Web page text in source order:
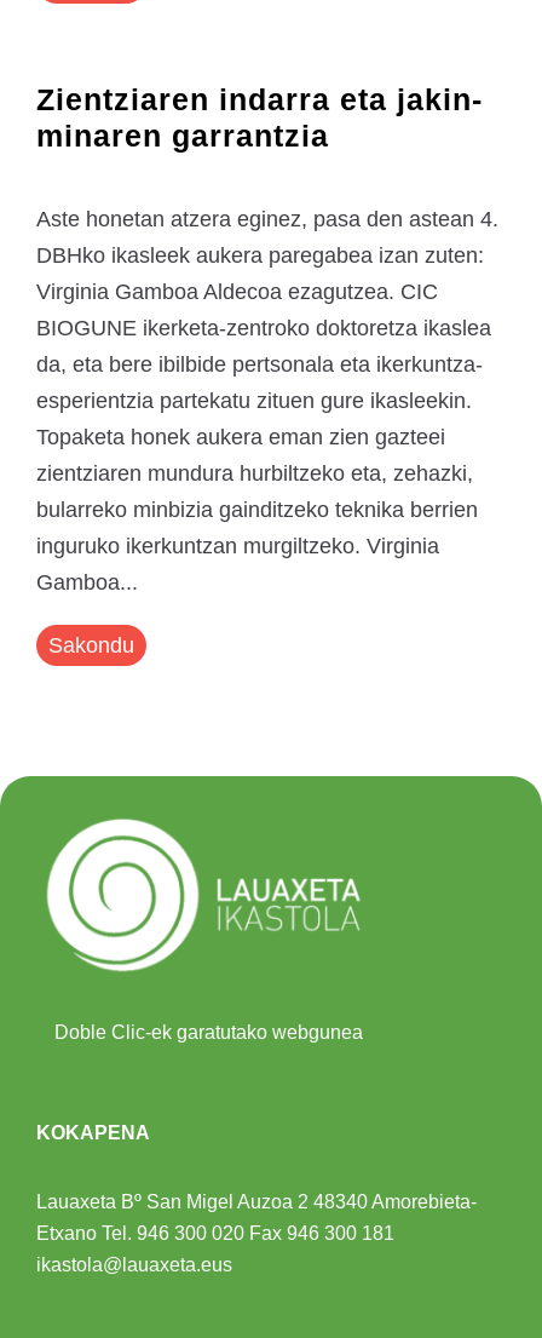
Zientziaren indarra eta jakin-
minaren garrantzia
Aste honetan atzera eginez, pasa den astean 4.
DBHko ikasleek aukera paregabea izan zuten:
Virginia Gamboa Aldecoa ezagutzea. CIC
BIOGUNE ikerketa-zentroko doktoretza ikaslea
da, eta bere ibilbide pertsonala eta ikerkuntza-
esperientzia partekatu zituen gure ikasleekin.
Topaketa honek aukera eman zien gazteei
zientziaren mundura hurbiltzeko eta, zehazki,
bularreko minbizia gainditzeko teknika berrien
inguruko ikerkuntzan murgiltzeko. Virginia
Gamboa...
Sakondu
Doble Clic-ek garatutako webgunea
KOKAPENA
Lauaxeta Bº San Migel Auzoa 2 48340 Amorebieta-
Etxano Tel. 946 300 020 Fax 946 300 181
ikastola@lauaxeta.eus